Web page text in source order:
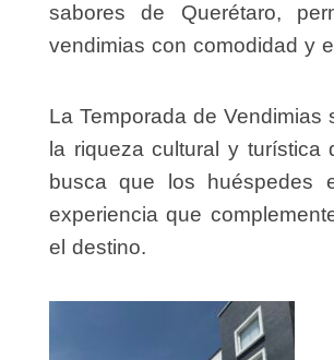
sabores de Querétaro,
vendimias con comodidad y
La Temporada de
la riqueza cultural y
busca que los huéspedes
experiencia que
el destino.